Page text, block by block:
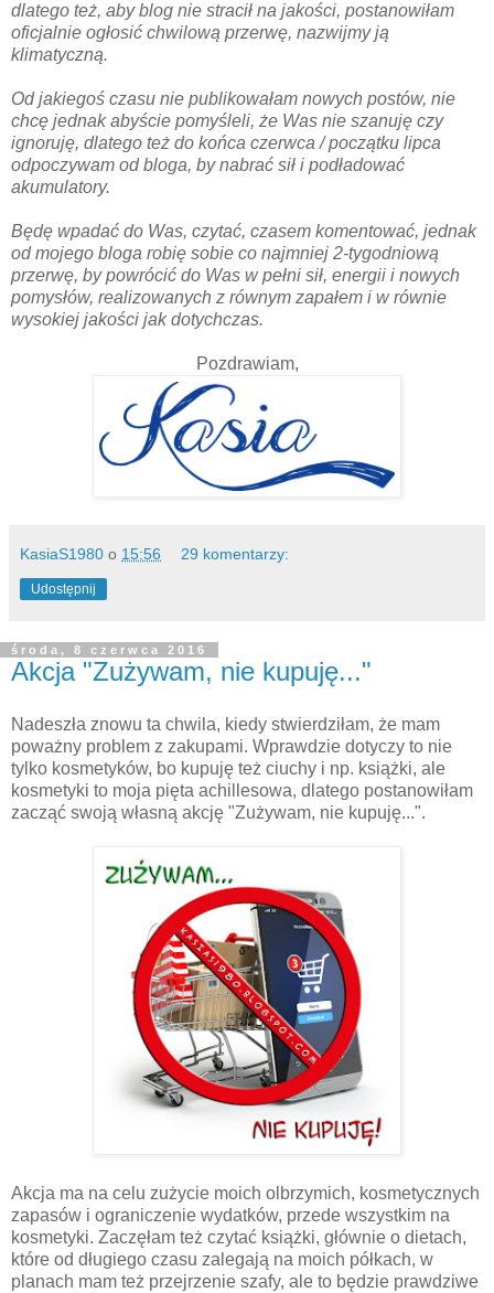
dlatego też, aby blog nie stracił na jakości, postanowiłam
oficjalnie ogłosić chwilową przerwę, nazwijmy ją
klimatyczną.
Od jakiegoś czasu nie publikowałam nowych postów, nie
chcę jednak abyście pomyśleli, że Was nie szanuję czy
ignoruję, dlatego też do końca czerwca / początku lipca
odpoczywam od bloga, by nabrać sił i podładować
akumulatory.
Będę wpadać do Was, czytać, czasem komentować, jednak
od mojego bloga robię sobie co najmniej 2-tygodniową
przerwę, by powrócić do Was w pełni sił, energii i nowych
pomysłów, realizowanych z równym zapałem i w równie
wysokiej jakości jak dotychczas.
Pozdrawiam,
KasiaS1980 o 15:56 29 komentarzy:
Udostępnij
środa, 8 czerwca 2016
Akcja "Zużywam, nie kupuję..."
Nadeszła znowu ta chwila, kiedy stwierdziłam, że mam
poważny problem z zakupami. Wprawdzie dotyczy to nie
tylko kosmetyków, bo kupuję też ciuchy i np. książki, ale
kosmetyki to moja pięta achillesowa, dlatego postanowiłam
zacząć swoją własną akcję "Zużywam, nie kupuję...".
Akcja ma na celu zużycie moich olbrzymich, kosmetycznych
zapasów i ograniczenie wydatków, przede wszystkim na
kosmetyki. Zaczęłam też czytać książki, głównie o dietach,
które od długiego czasu zalegają na moich półkach, w
planach mam też przejrzenie szafy, ale to będzie prawdziwe